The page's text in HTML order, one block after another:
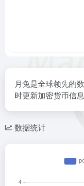
月兔是全球领先的
时更新加密货币信息
数据统计